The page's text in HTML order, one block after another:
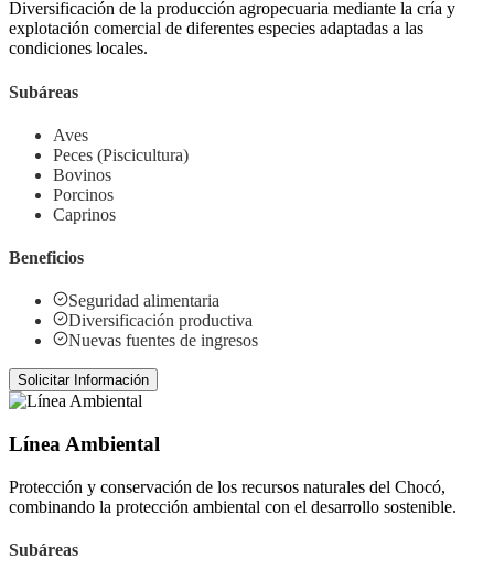
Diversificación de la producción agropecuaria mediante la cría y
explotación comercial de diferentes especies adaptadas a las
condiciones locales.
Subáreas
Aves
Peces (Piscicultura)
Bovinos
Porcinos
Caprinos
Beneficios
Seguridad alimentaria
Diversificación productiva
Nuevas fuentes de ingresos
Solicitar Información
Línea Ambiental
Protección y conservación de los recursos naturales del Chocó,
combinando la protección ambiental con el desarrollo sostenible.
Subáreas